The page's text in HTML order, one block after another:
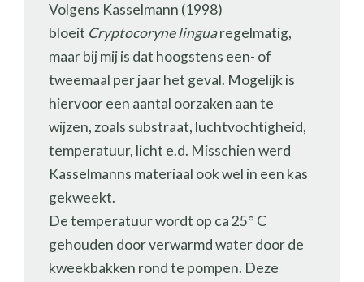
Volgens Kasselmann (1998)
bloeit Cryptocoryne linguaregelmatig,
maar bij mij is dat hoogstens een- of
tweemaal per jaar het geval. Mogelijk is
hiervoor een aantal oorzaken aan te
wijzen, zoals substraat, luchtvochtigheid,
temperatuur, licht e.d. Misschien werd
Kasselmanns materiaal ook wel in een kas
gekweekt.
De temperatuur wordt op ca 25° C
gehouden door verwarmd water door de
kweekbakken rond te pompen. Deze